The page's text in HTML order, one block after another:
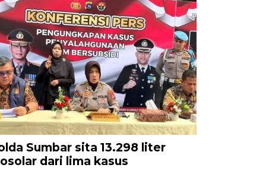
Sumbar sita 13.298 liter
dari lima kasus